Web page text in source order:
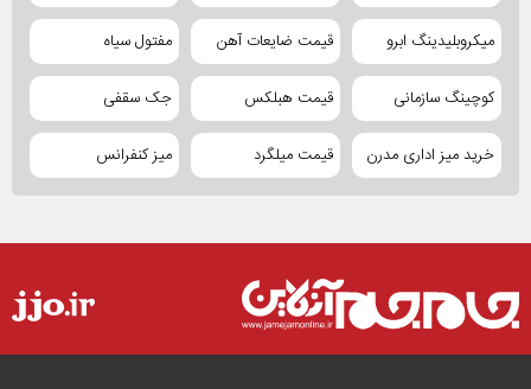
میکروبلیدینگ ابرو قیمت ضایعات آهن مفتول سیاه
کوچینگ سازمانی قیمت هبلکس جک سقفی
خرید میز اداری مدرن قیمت میلگرد میز کنفرانس